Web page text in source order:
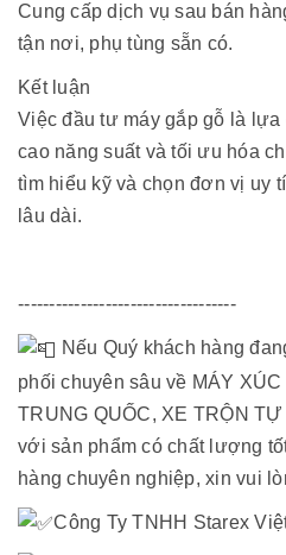
Cung cấp dịch vụ sau bán
tận nơi, phụ tùng sẵn có.
Kết luận
Việc đầu tư máy gắp gỗ là lựa
cao năng suất và tối ưu hóa
tìm hiểu kỹ và chọn đơn vị uy
lâu dài.
-----------------------------------
Nếu Quý khách hàng
phối chuyên sâu về MÁY
TRUNG QUỐC, XE TRỘN
với sản phẩm có chất lượng
hàng chuyên nghiệp, xin vui
Công Ty TNHH Starex